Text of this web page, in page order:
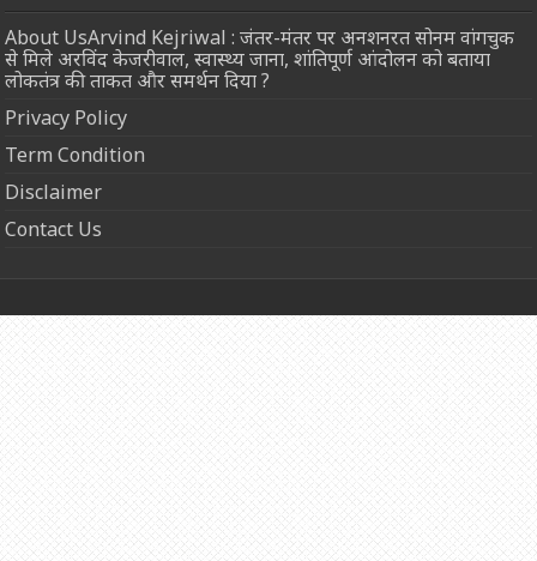
About UsArvind Kejriwal : जंतर-मंतर पर अनशनरत सोनम वांगचुक
से मिले अरविंद केजरीवाल, स्वास्थ्य जाना, शांतिपूर्ण आंदोलन को बताया
लोकतंत्र की ताकत और समर्थन दिया ?
Privacy Policy
Term Condition
Disclaimer
Contact Us